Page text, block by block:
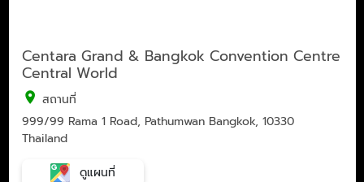
Centara Grand & Bangkok Convention Centre
Central World
สถานที่
999/99 Rama 1 Road, Pathumwan Bangkok, 10330
Thailand
ดูแผนที่